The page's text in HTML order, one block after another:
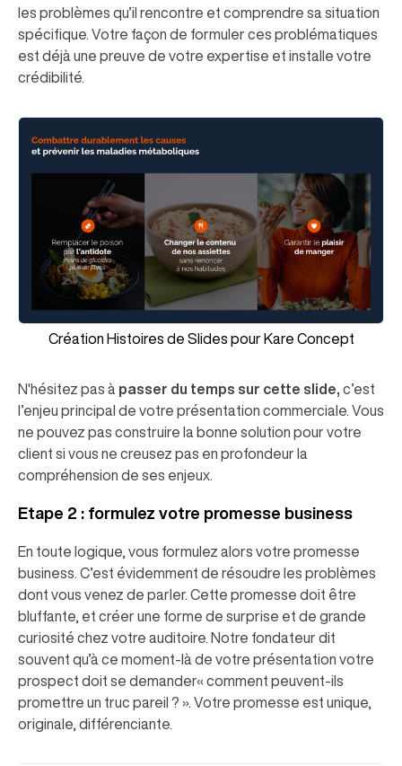
les problèmes qu’il rencontre et comprendre sa situation
spécifique. Votre façon de formuler ces problématiques
est déjà une preuve de votre expertise et installe votre
crédibilité.
Création Histoires de Slides pour Kare Concept
N'hésitez pas à passer du temps sur cette slide, c’est
l’enjeu principal de votre présentation commerciale. Vous
ne pouvez pas construire la bonne solution pour votre
client si vous ne creusez pas en profondeur la
compréhension de ses enjeux.
Etape 2 : formulez votre promesse business
En toute logique, vous formulez alors votre promesse
business. C’est évidemment de résoudre les problèmes
dont vous venez de parler. Cette promesse doit être
bluffante, et créer une forme de surprise et de grande
curiosité chez votre auditoire. Notre fondateur dit
souvent qu’à ce moment-là de votre présentation votre
prospect doit se demander« comment peuvent-ils
promettre un truc pareil ? ». Votre promesse est unique,
originale, différenciante.